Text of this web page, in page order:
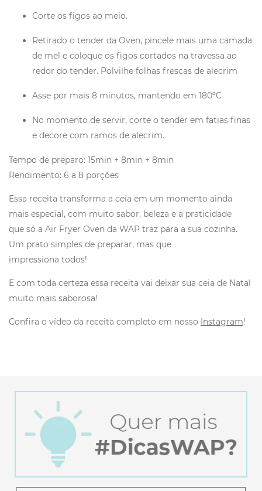
Corte os figos ao meio.
Retirado o tender da Oven, pincele mais uma camada
de mel e coloque os figos cortados na travessa ao
redor do tender. Polvilhe folhas frescas de alecrim
Asse por mais 8 minutos, mantendo em 180ºC
No momento de servir, corte o tender em fatias finas
e decore com ramos de alecrim.
Tempo de preparo: 15min + 8min + 8min
Rendimento: 6 a 8 porções
Essa receita transforma a ceia em um momento ainda
mais especial, com muito sabor, beleza e a praticidade
que só a Air Fryer Oven da WAP traz para a sua cozinha.
Um prato simples de preparar, mas que
impressiona todos!
E com toda certeza essa receita vai deixar sua ceia de Natal
muito mais saborosa!
Confira o vídeo da receita completo em nosso Instagram!